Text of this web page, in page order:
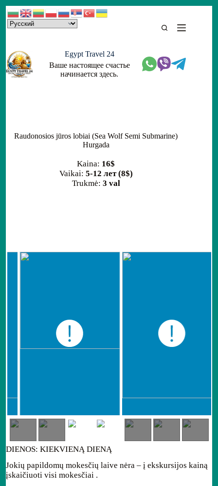
Skip
to
content
Egypt Travel 24
Ваше настоящее счастье
начинается здесь.
Raudonosios jūros lobiai (Sea Wolf Semi Submarine)
Hurgada
Kaina: 16$
Vaikai: 5-12 лет (8$)
Trukmė: 3 val
DIENOS: KIEKVIENĄ DIENĄ
Jokių papildomų mokesčių laive nėra – į ekskursijos kainą
įskaičiuoti visi mokesčiai .